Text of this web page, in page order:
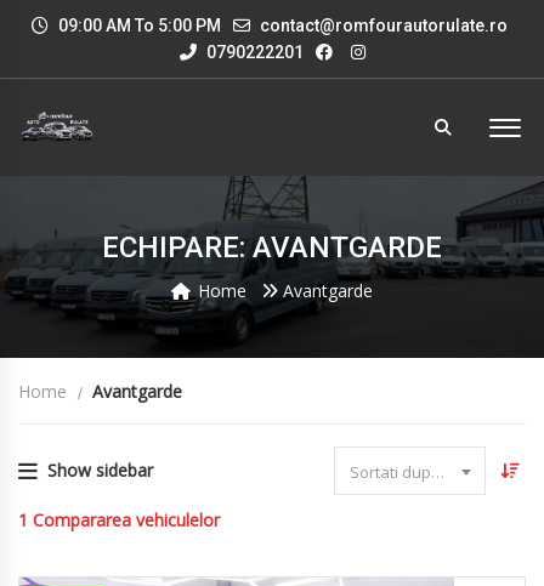
09:00 AM To 5:00 PM
contact@romfourautorulate.ro
0790222201
ECHIPARE: AVANTGARDE
Home Avantgarde
Home Avantgarde
Show sidebar Sortati dupa data
1 Compararea vehiculelor